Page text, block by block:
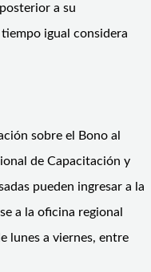
a su
igual considera
sobre el Bono al
de Capacitación y
pueden ingresar a la
a la oficina regional
lunes a viernes, entre